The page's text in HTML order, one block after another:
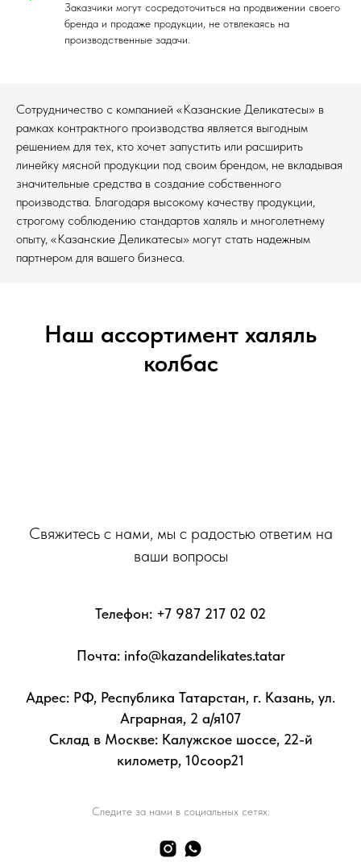
Заказчики могут сосредоточиться на продвижении своего
бренда и продаже продукции, не отвлекаясь на
производственные задачи.
Сотрудничество с компанией «Казанские Деликатесы» в
рамках контрактного производства является выгодным
решением для тех, кто хочет запустить или расширить
линейку мясной продукции под своим брендом, не вкладывая
значительные средства в создание собственного
производства. Благодаря высокому качеству продукции,
строгому соблюдению стандартов халяль и многолетнему
опыту, «Казанские Деликатесы» могут стать надежным
партнером для вашего бизнеса.
Наш ассортимент халяль
колбас
Свяжитесь с нами, мы с радостью ответим на
ваши вопросы
Телефон: +7 987 217 02 02
Почта: info@kazandelikates.tatar
Адрес: РФ, Республика Татарстан, г. Казань, ул.
Аграрная, 2 а/я107
Склад в Москве: Калужское шоссе, 22-й
километр, 10соор21
Следите за нами в социальных сетях: